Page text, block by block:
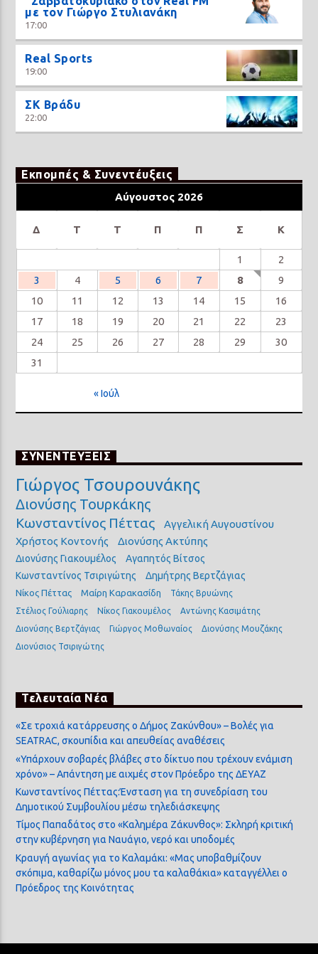
με τον Γιώργο Στυλιανάκη
17:00
Real Sports
19:00
ΣΚ Βράδυ
22:00
Εκπομπές & Συνεντέυξεις
Αύγουστος 2026
Δ Τ Τ Π Π Σ Κ
1
2
3
4 5 6 7 8
9
10
11 12 13 14 15
16
17
18 19 20 21 22
23
24
25 26 27 28 29
30
31
« Ιούλ
ΣΥΝΕΝΤΕΥΞΕΙΣ
Γιώργος Τσουρουνάκης
Διονύσης Τουρκάκης
Κωνσταντίνος Πέττας
Αγγελική Αυγουστίνου
Χρήστος Κοντονής
Διονύσης Ακτύπης
Διονύσης Γιακουμέλος
Αγαπητός Βίτσος
Κωνσταντίνος Τσιριγώτης
Δημήτρης Βερτζάγιας
Νίκος Πέττας Μαίρη Καρακασίδη
Τάκης Βρυώνης
Στέλιος Γούλιαρης
Νίκος Γιακουμέλος
Αντώνης Κασιμάτης
Διονύσης Βερτζάγιας
Γιώργος Μοθωναίος
Διονύσης Μουζάκης
Διονύσιος Τσιριγώτης
Τελευταία Νέα
«Σε τροχιά κατάρρευσης ο Δήμος Ζακύνθου» – Βολές για
SEATRAC, σκουπίδια και απευθείας αναθέσεις
«Υπάρχουν σοβαρές βλάβες στο δίκτυο που τρέχουν ενάμιση
χρόνο» – Απάντηση με αιχμές στον Πρόεδρο της ΔΕΥΑΖ
Κωνσταντίνος Πέττας:Ένσταση για τη συνεδρίαση του
Δημοτικού Συμβουλίου μέσω τηλεδιάσκεψης
Τίμος Παπαδάτος στο «Καλημέρα Ζάκυνθος»: Σκληρή κριτική
στην κυβέρνηση για Ναυάγιο, νερό και υποδομές
Κραυγή αγωνίας για το Καλαμάκι: «Μας υποβαθμίζουν
σκόπιμα, καθαρίζω μόνος μου τα καλαθάκια» καταγγέλλει ο
Πρόεδρος της Κοινότητας